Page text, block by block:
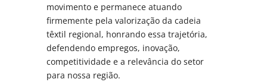
movimento e permanece atuando
firmemente pela valorização da cadeia
têxtil regional, honrando essa trajetória,
defendendo empregos, inovação,
competitividade e a relevância do setor
para nossa região.